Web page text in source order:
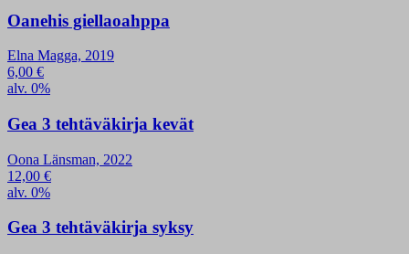
Oanehis giellaoahppa
Elna Magga, 2019
6,00 €
alv. 0%
Gea 3 tehtäväkirja kevät
Oona Länsman, 2022
12,00 €
alv. 0%
Gea 3 tehtäväkirja syksy